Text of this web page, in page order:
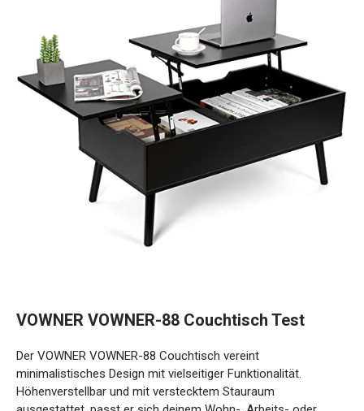
VOWNER VOWNER-88 Couchtisch Test
Der VOWNER VOWNER-88 Couchtisch vereint
minimalistisches Design mit vielseitiger Funktionalität.
Höhenverstellbar und mit verstecktem Stauraum